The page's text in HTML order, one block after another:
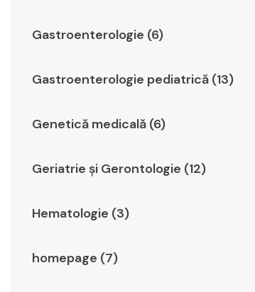
Gastroenterologie (6)
Gastroenterologie pediatrică (13)
Genetică medicală (6)
Geriatrie şi Gerontologie (12)
Hematologie (3)
homepage (7)